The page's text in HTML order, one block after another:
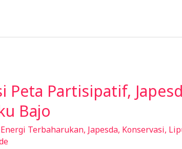
Peta Partisipatif,
Bajo
Energi Terbaharukan, Japesda, Konservasi,